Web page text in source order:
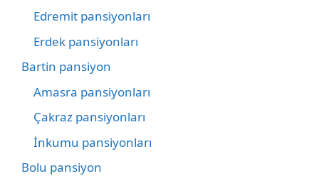
Edremit pansiyonları
Erdek pansiyonları
Bartin pansiyon
Amasra pansiyonları
Çakraz pansiyonları
İnkumu pansiyonları
Bolu pansiyon